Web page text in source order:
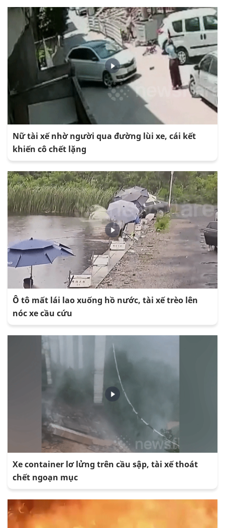
Nữ tài xế nhờ người qua đường lùi xe, cái kết
khiến cô chết lặng
Ô tô mất lái lao xuống hồ nước, tài xế trèo lên
nóc xe cầu cứu
Xe container lơ lửng trên cầu sập, tài xế thoát
chết ngoạn mục